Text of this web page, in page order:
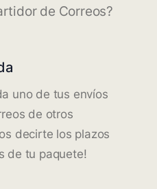
de Correos?
uno de tus envíos
de otros
decirte los plazos
de tu paquete!